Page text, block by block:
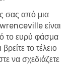
σας από μια
είναι
το ευρύ φάσμα
το τέλειο
να σχεδιάζετε